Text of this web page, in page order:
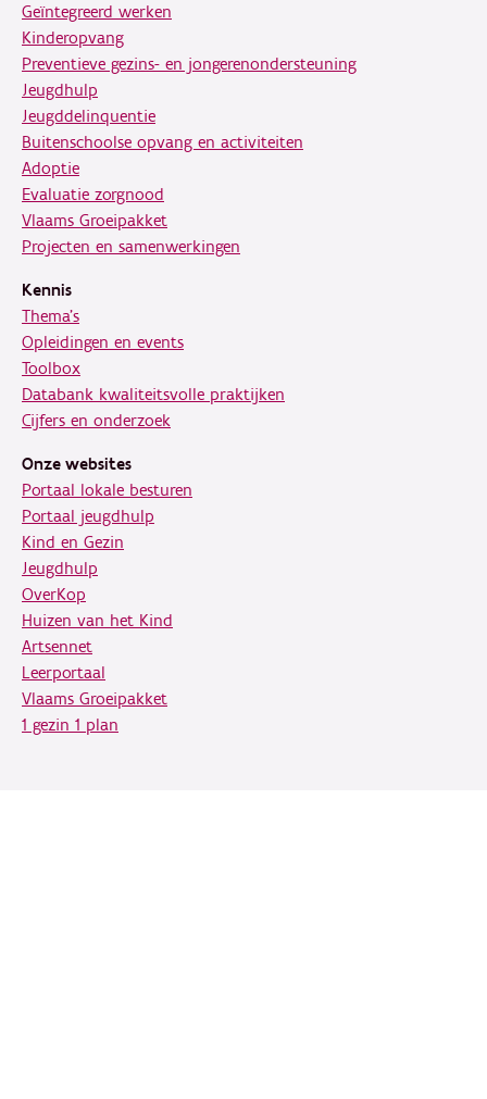
Geïntegreerd werken
Kinderopvang
Preventieve gezins- en jongerenondersteuning
Jeugdhulp
Jeugddelinquentie
Buitenschoolse opvang en activiteiten
Adoptie
Evaluatie zorgnood
Vlaams Groeipakket
Projecten en samenwerkingen
Kennis
Thema's
Opleidingen en events
Toolbox
Databank kwaliteitsvolle praktijken
Cijfers en onderzoek
Onze websites
Portaal lokale besturen
Portaal jeugdhulp
Kind en Gezin
Jeugdhulp
OverKop
Huizen van het Kind
Artsennet
Leerportaal
Vlaams Groeipakket
1 gezin 1 plan